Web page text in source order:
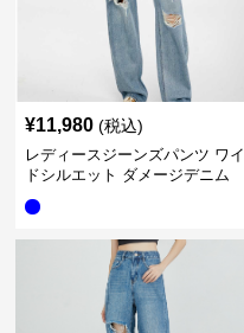
¥11,980 (税込)
レディースジーンズパンツ ワイ
ドシルエット ダメージデニム